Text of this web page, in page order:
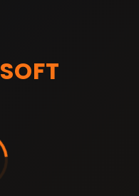
SOFT